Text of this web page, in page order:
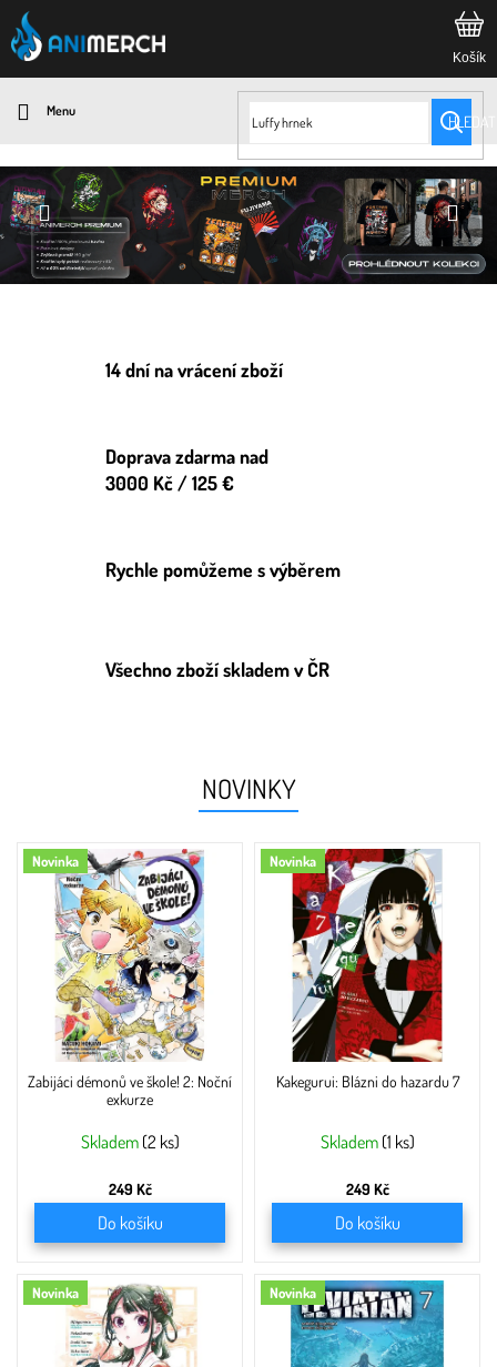
Přejít
na
obsah
HLEDAT
Předchozí
14 dní na vrácení zboží
Doprava zdarma nad
3000 Kč / 125 €
Rychle pomůžeme s výběrem
Všechno zboží skladem v ČR
NOVINKY
Novinka
Zabijáci démonů ve škole! 2: Noční
exkurze
Skladem (2 ks)
249 Kč
Do košíku
Novinka
Kakegurui: Blázni do hazardu 7
Skladem (1 ks)
249 Kč
Do košíku
Novinka Novinka